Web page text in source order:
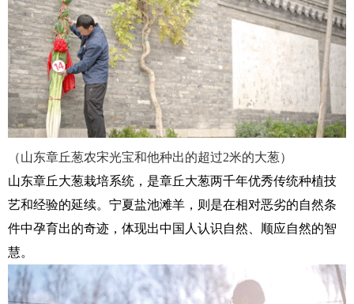
（山东章丘葱农宋光宝和他种出的超过2米的大葱）
山东章丘大葱栽培系统，是章丘大葱两千年优秀传统种植技
艺和经验的延续。宁夏盐池滩羊，则是在相对恶劣的自然条
件中孕育出的奇迹，体现出中国人认识自然、顺应自然的智
慧。